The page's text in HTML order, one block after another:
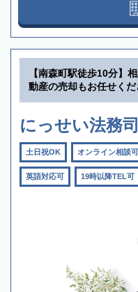
【南森町駅徒歩10分】
動産の売却もお任せくだ
にっせい法務
土日祝OK オンライン相談可
英語対応可 19時以降TEL可